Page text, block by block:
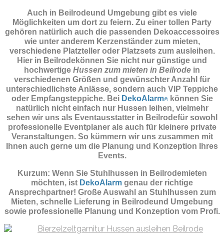
Auch in Beilrodeund Umgebung gibt es viele
Möglichkeiten um dort zu feiern. Zu einer tollen Party
gehören natürlich auch die passenden Dekoaccessoires
wie unter anderem Kerzenständer zum mieten,
verschiedene Platzteller oder Platzsets zum ausleihen.
Hier in Beilrodekönnen Sie nicht nur günstige und
hochwertige Hussen zum mieten in Beilrode in
verschiedenen Größen und gewünschter Anzahl für
unterschiedlichste Anlässe, sondern auch VIP Teppiche
oder Empfangsteppiche. Bei DekoAlarm©
können Sie
natürlich nicht einfach nur Hussen leihen, vielmehr
sehen wir uns als Eventausstatter in Beilrodefür sowohl
professionelle Eventplaner als auch für kleinere private
Veranstaltungen. So kümmern wir uns zusammen mit
Ihnen auch gerne um die Planung und Konzeption Ihres
Events.
Kurzum: Wenn Sie Stuhlhussen in Beilrodemieten
möchten, ist DekoAlarm genau der richtige
Ansprechpartner! Große Auswahl an Stuhlhussen zum
Mieten, schnelle Lieferung in Beilrodeund Umgebung
sowie professionelle Planung und Konzeption vom Profi.